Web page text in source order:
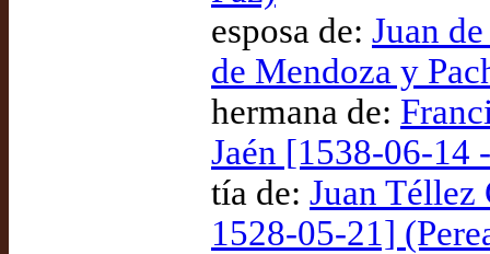
esposa de: Juan
de Mendoza y
hermana de:
Jaén [1538-06-14
tía de: Juan Téllez
1528-05-21]